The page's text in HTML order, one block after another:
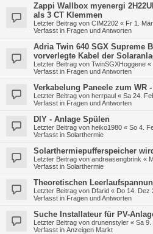
Zappi Wallbox myenergi
als 3 CT Klemmen
Letzter Beitrag von CIM2202 « Fr 1.
Verfasst in Fragen und Antworten
Adria Twin 640 SGX Supreme
vorverlegte Kabel der
Letzter Beitrag von TwinSGXHoggene «
Verfasst in Fragen und Antworten
Verkabelung Paneele zum WR
Letzter Beitrag von herrpaul « Sa 24.
Verfasst in Fragen und Antworten
DIY - Anlage Spülen
Letzter Beitrag von heiko1980 « So 4.
Verfasst in Solarthermie
Solarthermiepufferspeicher
Letzter Beitrag von andreasengbrink «
Verfasst in Solarthermie
Theoretischen
Letzter Beitrag von Dfarid « Do 14. Dez
Verfasst in Fragen und Antworten
Suche Installateur für PV-
Letzter Beitrag von drunenstyler « Sa 9.
Verfasst in Anzeigen Markt